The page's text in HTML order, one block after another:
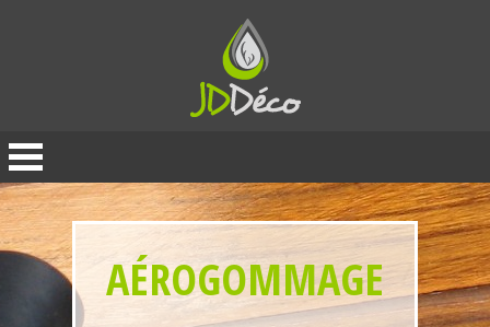
AÉROGOMMAGE